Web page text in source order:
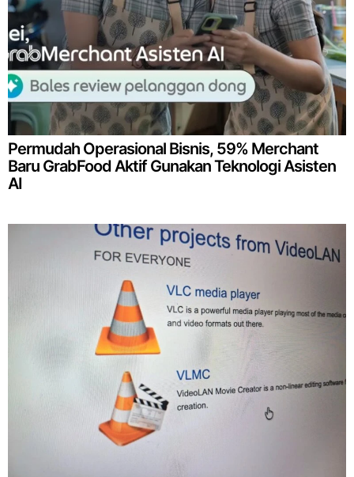
Permudah Operasional Bisnis, 59% Merchant
Baru GrabFood Aktif Gunakan Teknologi Asisten
AI